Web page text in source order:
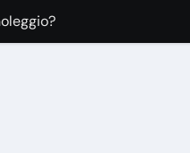
il 2-0 all’Osasuna